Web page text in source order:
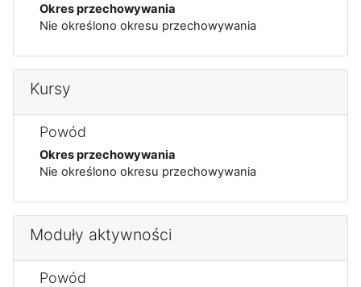
Okres przechowywania
Nie określono okresu przechowywania
Kursy
Powód
Okres przechowywania
Nie określono okresu przechowywania
Moduły aktywności
Powód